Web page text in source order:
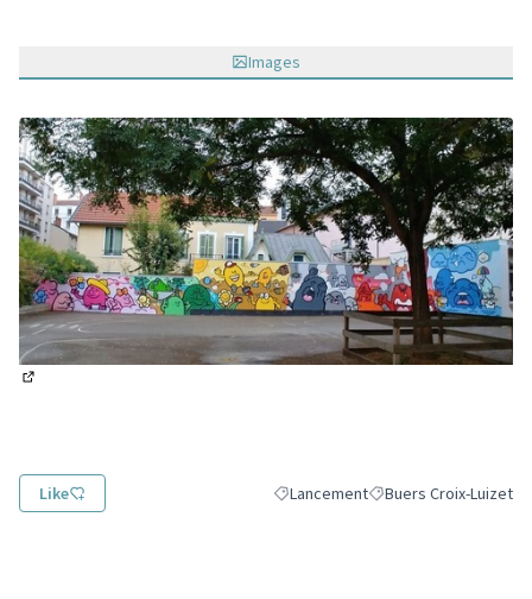
Images
Like Filtrer les résultats de la catégorie :
LancementFiltrer les résultats
Buers Croix-Luizet